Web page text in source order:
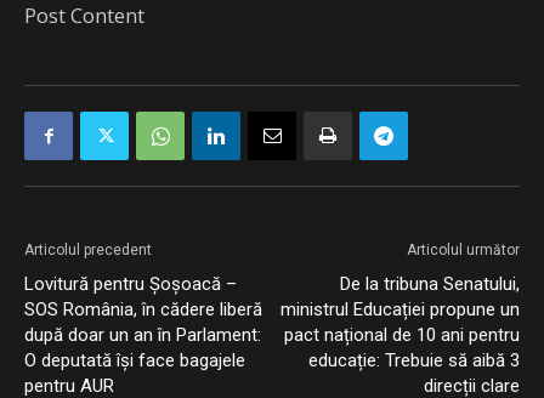
Post Content
Articolul precedent
Lovitură pentru Șoșoacă –
SOS România, în cădere liberă
după doar un an în Parlament:
O deputată își face bagajele
pentru AUR
Articolul următor
De la tribuna Senatului,
ministrul Educației propune un
pact național de 10 ani pentru
educație: Trebuie să aibă 3
direcții clare